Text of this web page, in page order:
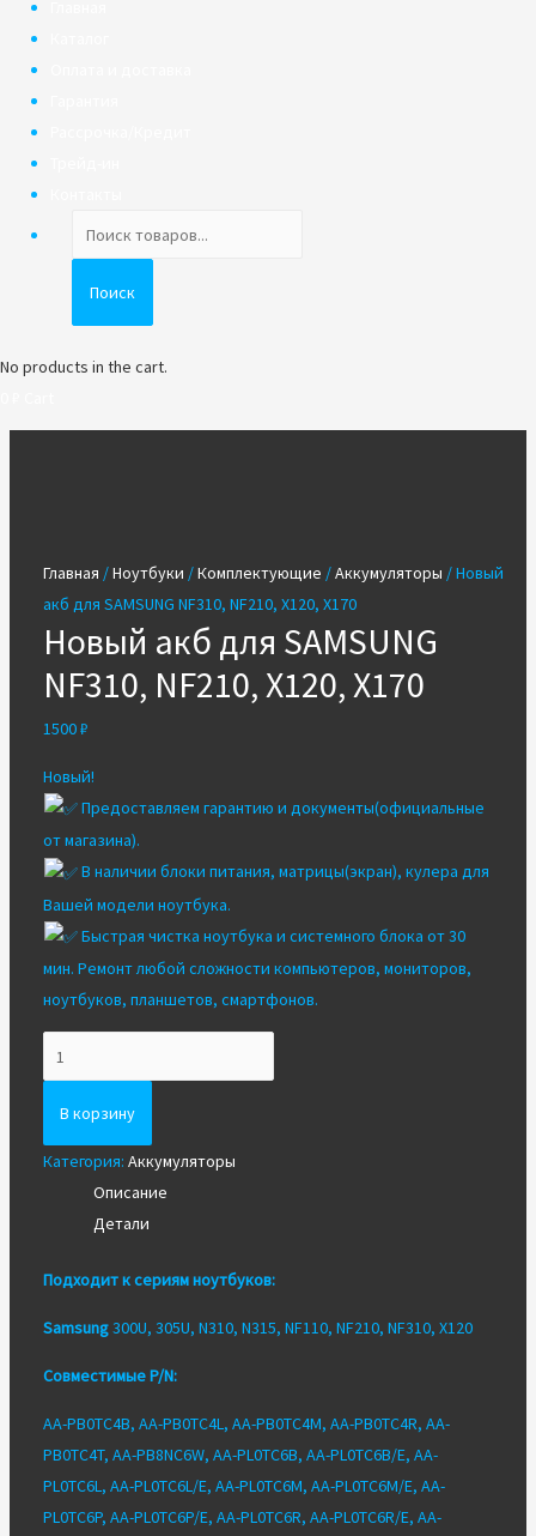
товаров
Поиск
No products in the cart.
Главная /Ноутбуки /Комплектующие /Аккумуляторы / Новый
акб для SAMSUNG NF310, NF210, X120, X170
Новый акб для SAMSUNG
NF310, NF210, X120, X170
1500₽
Новый!
Предоставляем гарантию и документы(официальные
от магазина).
В наличии блоки питания, матрицы(экран), кулера для
Вашей модели ноутбука.
Быстрая чистка ноутбука и системного блока от 30
мин. Ремонт любой сложности компьютеров, мониторов,
ноутбуков, планшетов, смартфонов.
Новый
акб
для
SAMSUNG
X170
В корзину
Категория: Аккумуляторы
Описание
Детали
Подходит к сериям ноутбуков:
Samsung300U, 305U, N310, N315, NF110, NF210, NF310, X120
Совместимые P/N:
AA-PB0TC4B, AA-PB0TC4L, AA-PB0TC4M, AA-PB0TC4R, AA-
PB0TC4T, AA-PB8NC6W, AA-PL0TC6B, AA-PL0TC6B/E, AA-
PL0TC6L, AA-PL0TC6L/E, AA-PL0TC6M, AA-PL0TC6M/E, AA-
PL0TC6P, AA-PL0TC6P/E, AA-PL0TC6R, AA-PL0TC6R/E, AA-